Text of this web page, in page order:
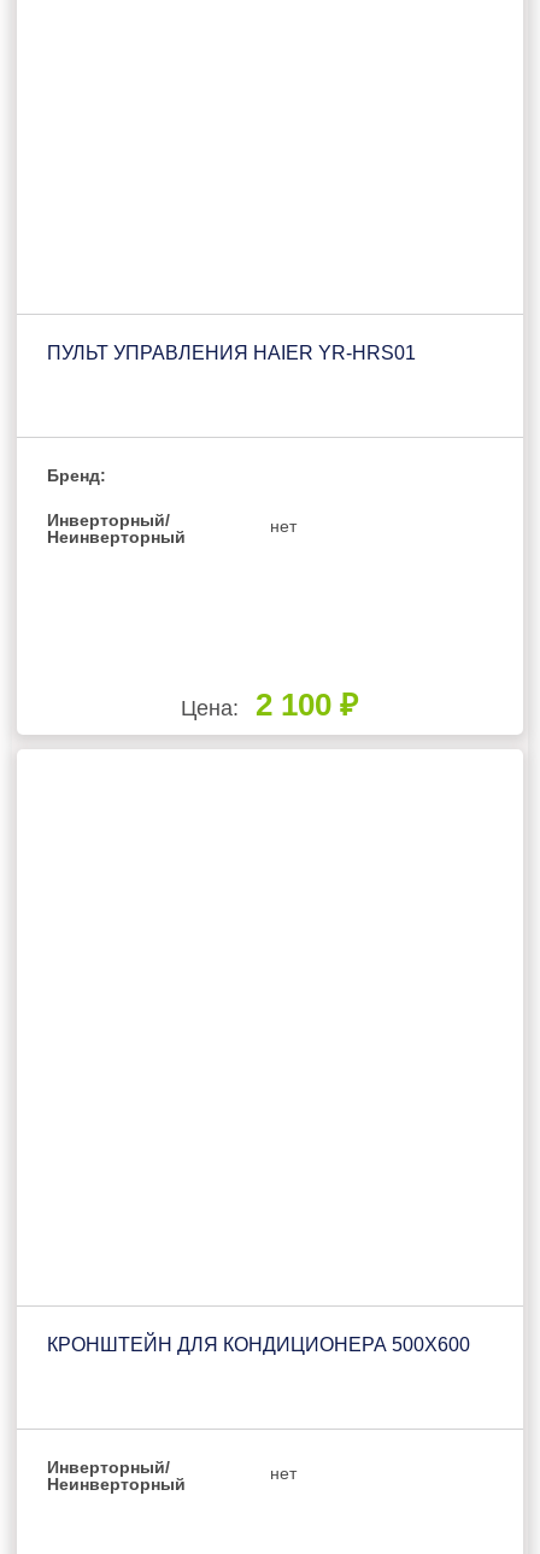
ПУЛЬТ УПРАВЛЕНИЯ HAIER YR-HRS01
Бренд:
Инверторный/
Неинверторный
нет
Цена: 2 100 ₽
КРОНШТЕЙН ДЛЯ КОНДИЦИОНЕРА 500Х600
Инверторный/
Неинверторный
нет